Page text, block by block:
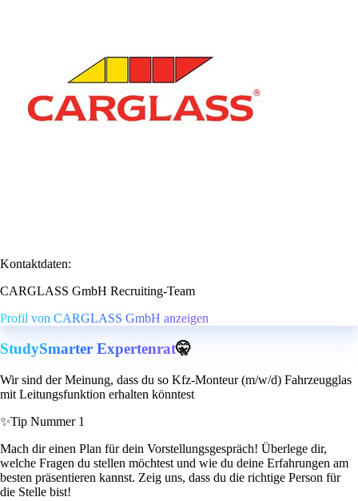
Kontaktdaten:
CARGLASS GmbH Recruiting-Team
Profil von CARGLASS GmbH anzeigen
StudySmarter Expertenrat🤫
Wir sind der Meinung, dass du so Kfz-Monteur (m/w/d) Fahrzeugglas
mit Leitungsfunktion erhalten könntest
✨Tip Nummer 1
Mach dir einen Plan für dein Vorstellungsgespräch! Überlege dir,
welche Fragen du stellen möchtest und wie du deine Erfahrungen am
besten präsentieren kannst. Zeig uns, dass du die richtige Person für
die Stelle bist!